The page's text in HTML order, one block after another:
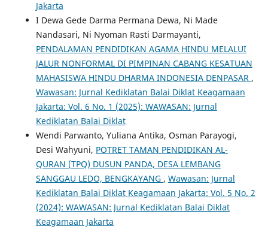
Jakarta
I Dewa Gede Darma Permana Dewa, Ni Made
Nandasari, Ni Nyoman Rasti Darmayanti,
PENDALAMAN PENDIDIKAN AGAMA HINDU MELALUI
JALUR NONFORMAL DI PIMPINAN CABANG KESATUAN
MAHASISWA HINDU DHARMA INDONESIA DENPASAR ,
Wawasan: Jurnal Kediklatan Balai Diklat Keagamaan
Jakarta: Vol. 6 No. 1 (2025): WAWASAN: Jurnal
Kediklatan Balai Diklat
Wendi Parwanto, Yuliana Antika, Osman Parayogi,
Desi Wahyuni, POTRET TAMAN PENDIDIKAN AL-
QURAN (TPQ) DUSUN PANDA, DESA LEMBANG
SANGGAU LEDO, BENGKAYANG , Wawasan: Jurnal
Kediklatan Balai Diklat Keagamaan Jakarta: Vol. 5 No. 2
(2024): WAWASAN: Jurnal Kediklatan Balai Diklat
Keagamaan Jakarta